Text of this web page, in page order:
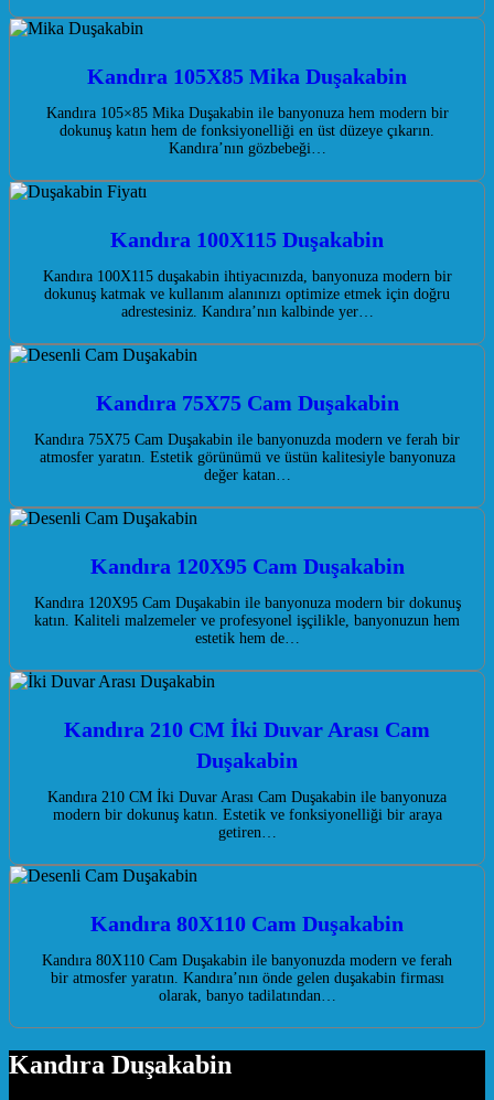
Kandıra 105X85 Mika Duşakabin
Kandıra 105×85 Mika Duşakabin ile banyonuza hem modern bir
dokunuş katın hem de fonksiyonelliği en üst düzeye çıkarın.
Kandıra’nın gözbebeği…
Kandıra 100X115 Duşakabin
Kandıra 100X115 duşakabin ihtiyacınızda, banyonuza modern bir
dokunuş katmak ve kullanım alanınızı optimize etmek için doğru
adrestesiniz. Kandıra’nın kalbinde yer…
Kandıra 75X75 Cam Duşakabin
Kandıra 75X75 Cam Duşakabin ile banyonuzda modern ve ferah bir
atmosfer yaratın. Estetik görünümü ve üstün kalitesiyle banyonuza
değer katan…
Kandıra 120X95 Cam Duşakabin
Kandıra 120X95 Cam Duşakabin ile banyonuza modern bir dokunuş
katın. Kaliteli malzemeler ve profesyonel işçilikle, banyonuzun hem
estetik hem de…
Kandıra 210 CM İki Duvar Arası Cam
Duşakabin
Kandıra 210 CM İki Duvar Arası Cam Duşakabin ile banyonuza
modern bir dokunuş katın. Estetik ve fonksiyonelliği bir araya
getiren…
Kandıra 80X110 Cam Duşakabin
Kandıra 80X110 Cam Duşakabin ile banyonuzda modern ve ferah
bir atmosfer yaratın. Kandıra’nın önde gelen duşakabin firması
olarak, banyo tadilatından…
Kandıra Duşakabin